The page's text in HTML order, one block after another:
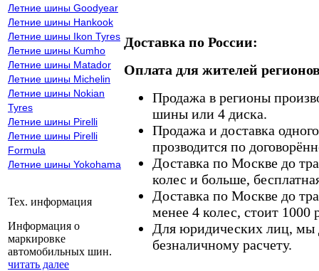
Летние шины Goodyear
Летние шины Hankook
Летние шины Ikon Tyres
Летние шины Kumho
Летние шины Matador
Летние шины Michelin
Летние шины Nokian
Tyres
Летние шины Pirelli
Летние шины Pirelli
Formula
Летние шины Yokohama
Тех. информация
Информация о
маркировке
автомобильных шин.
читать далее
Доставка по России:
Оплата для жителей
Продажа в регионы
шины или 4 диска.
Продажа и доставка
прозводится по
Доставка по Москве до
колес и больше,
Доставка по Москве до
менее 4 колес, стоит 1000
Для юридических лиц, мы
безналичному расчету.